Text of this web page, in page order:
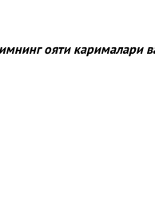
ояти карималари